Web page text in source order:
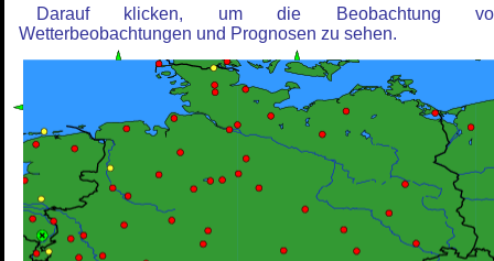
Darauf klicken, um die Beobachtung
Wetterbeobachtungen und Prognosen zu sehen.